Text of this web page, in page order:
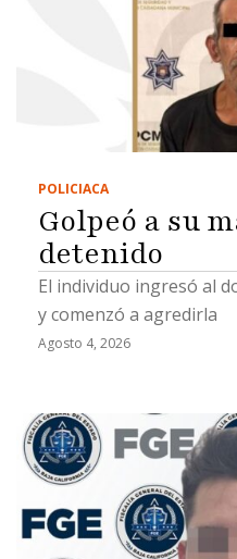
POLICIACA
Golpeó a su
detenido
El individuo ingresó al
y comenzó a agredirla
Agosto 4, 2026